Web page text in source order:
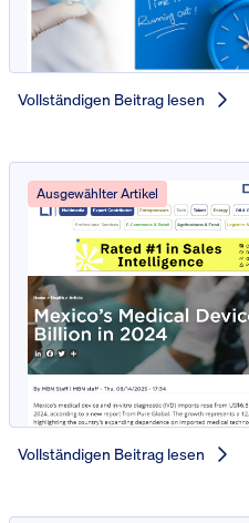
Vollständigen Beitrag lesen
Ausgewählter Artikel
Vollständigen Beitrag lesen